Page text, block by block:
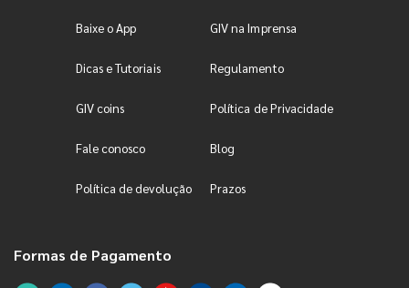
Baixe o App GIV na Imprensa
Dicas e Tutoriais Regulamento
GIV coins Política de Privacidade
Fale conosco Blog
Política de devolução Prazos
Formas de Pagamento